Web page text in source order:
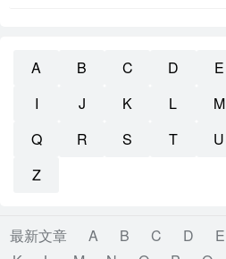
A B C D E
I
J K L M
Q
R S T U
Z
最新文章 A B C D E